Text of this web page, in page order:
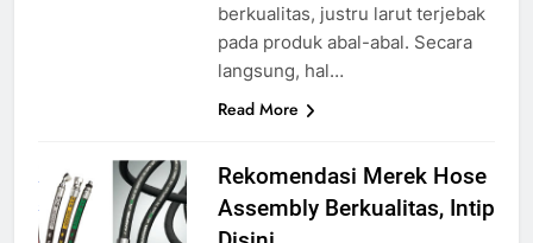
berkualitas, justru larut terjebak
pada produk abal-abal. Secara
langsung, hal…
Read More
hose assembly
source google
Rekomendasi Merek Hose
Assembly Berkualitas, Intip